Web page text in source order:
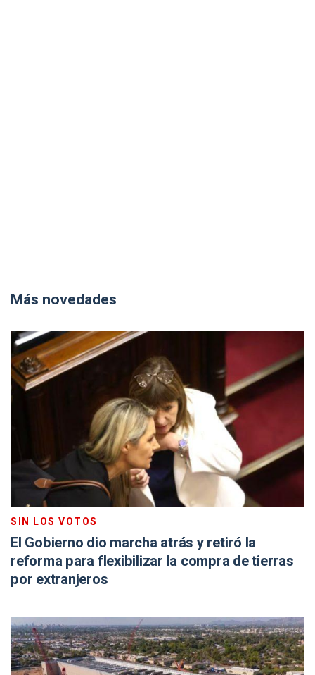
Más novedades
SIN LOS VOTOS
El Gobierno dio marcha atrás y retiró la
reforma para flexibilizar la compra de tierras
por extranjeros